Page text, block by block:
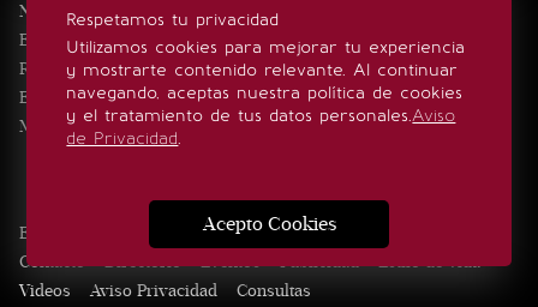
Respetamos tu privacidad
Utilizamos cookies para mejorar tu experiencia
y mostrarte contenido relevante. Al continuar
navegando, aceptas nuestra política de cookies
y el tratamiento de tus datos personales.Aviso
de Privacidad.
Acepto Cookies
Noticias
Eventos
Realeza
Estilo de vida
Minuto x Minuto
SÍGUENOS
Edición Impresa Noticias Quiénes somos
Contacto
Directorio Eventos Publicidad
Estilo de vida
Videos
Aviso Privacidad Consultas